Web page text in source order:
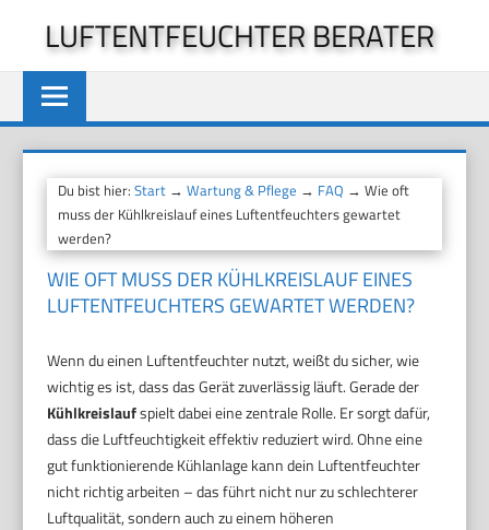
springen
LUFTENTFEUCHTER BERATER
Du bist hier:Start →Wartung & Pflege → FAQ → Wie oft
muss der Kühlkreislauf eines Luftentfeuchters gewartet
werden?
WIE OFT MUSS DER KÜHLKREISLAUF EINES
LUFTENTFEUCHTERS GEWARTET WERDEN?
Wenn du einen Luftentfeuchter nutzt, weißt du sicher, wie
wichtig es ist, dass das Gerät zuverlässig läuft. Gerade der
Kühlkreislaufspielt dabei eine zentrale Rolle. Er sorgt dafür,
dass die Luftfeuchtigkeit effektiv reduziert wird. Ohne eine
gut funktionierende Kühlanlage kann dein Luftentfeuchter
nicht richtig arbeiten – das führt nicht nur zu schlechterer
Luftqualität, sondern auch zu einem höheren